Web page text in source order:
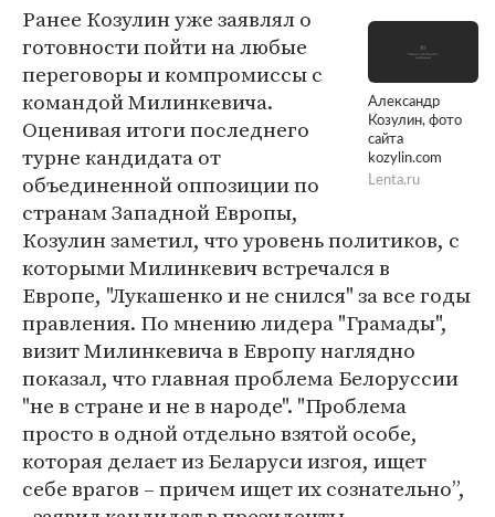
Александр
Козулин, фото
сайта
kozylin.com
Lenta.ru
Ранее Козулин уже заявлял о
готовности пойти на любые
переговоры и компромиссы с
командой Милинкевича.
Оценивая итоги последнего
турне кандидата от
объединенной оппозиции по
странам Западной Европы,
Козулин заметил, что уровень политиков, с
которыми Милинкевич встречался в
Европе, "Лукашенко и не снился" за все годы
правления. По мнению лидера "Грамады",
визит Милинкевича в Европу наглядно
показал, что главная проблема Белоруссии
"не в стране и не в народе". "Проблема
просто в одной отдельно взятой особе,
которая делает из Беларуси изгоя, ищет
себе врагов – причем ищет их сознательно”,